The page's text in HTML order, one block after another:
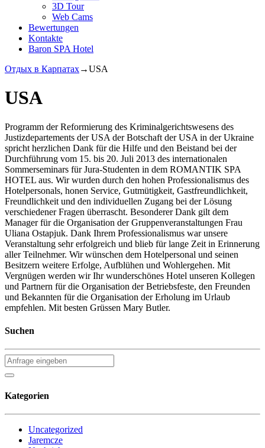
3D Tour
Web Cams
Bewertungen
Kontakte
Baron SPA Hotel
Отдых в Карпатах→USA
USA
Programm der Reformierung des Kriminalgerichtswesens des
Justizdepartements der USA der Botschaft der USA in der Ukraine
spricht herzlichen Dank für die Hilfe und den Beistand bei der
Durchführung vom 15. bis 20. Juli 2013 des internationalen
Sommerseminars für Jura-Studenten in dem ROMANTIK SPA
HOTEL aus. Wir wurden durch den hohen Professionalismus des
Hotelpersonals, honen Service, Gutmütigkeit, Gastfreundlichkeit,
Freundlichkeit und den individuellen Zugang bei der Lösung
verschiedener Fragen überrascht. Besonderer Dank gilt dem
Manager für die Organisation der Gruppenveranstaltungen Frau
Uliana Ostapjuk. Dank Ihrem Professionalismus war unsere
Veranstaltung sehr erfolgreich und blieb für lange Zeit in Erinnerung
aller Teilnehmer. Wir wünschen dem Hotelpersonal und seinen
Besitzern weitere Erfolge, Aufblühen und Wohlergehen. Mit
Vergnügen werden wir Ihr wunderschönes Hotel unseren Kollegen
und Partnern für die Organisation der Betriebsfeste, den Freunden
und Bekannten für die Organisation der Erholung im Urlaub
empfehlen. Mit besten Grüssen Mary Butler.
Suchen
Kategorien
Uncategorized
Jaremcze